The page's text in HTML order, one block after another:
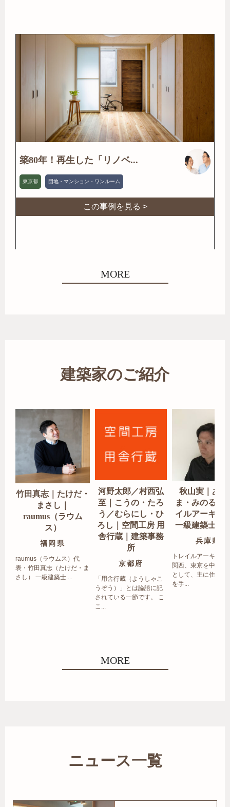
築80年！再生した「リノベ...
東京都 団地・マンション・ワンルーム
この事例を見る >
MORE
建築家のご紹介
竹田真志｜たけだ・
まさし｜
raumus（ラウム
ス）
福岡県
raumus（ラウムス）代
表・竹田真志（たけだ・ま
さし） 一級建築士 ...
河野太郎／村西弘
至｜こうの・たろ
う／むらにし・ひ
ろし｜空間工房 用
舎行蔵｜建築事務
所
京都府
「用舎行蔵（ようしゃこ
うぞう）」とは論語に記
されている一節です。 こ
こ...
秋山実｜あき
ま・みのる｜
イルアーキテ
一級建築士事
兵庫県
トレイルアーキテク
関西、東京を中心エ
として、主に住宅の
を手...
MORE
ニュース一覧